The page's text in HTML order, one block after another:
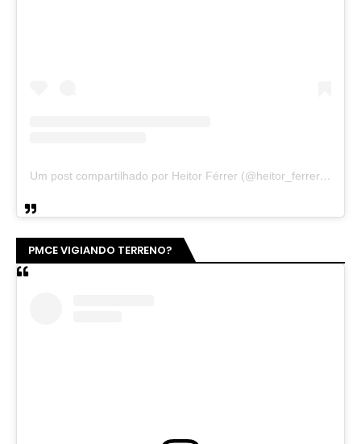
Um post compartilhado por Heitor Férrer (@heitor_ferrer77)
PMCE VIGIANDO TERRENO?